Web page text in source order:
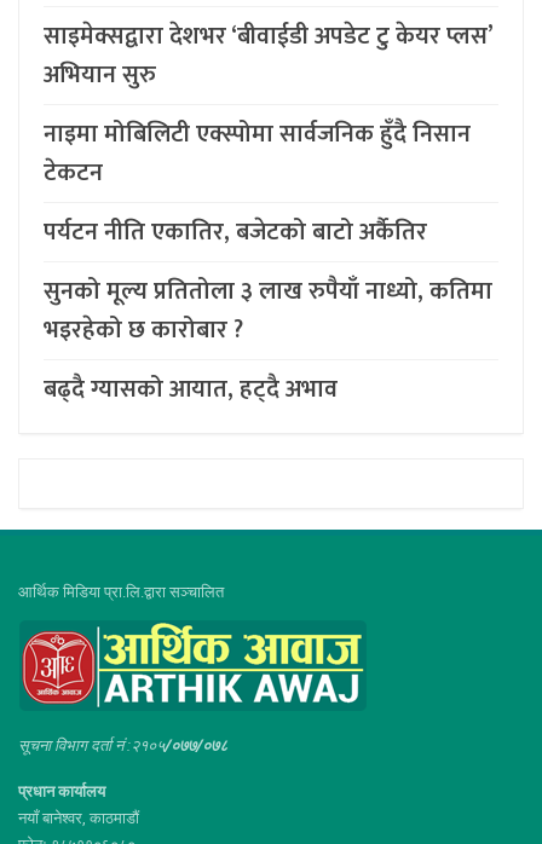
साइमेक्सद्वारा देशभर ‘बीवाईडी अपडेट टु केयर प्लस’
अभियान सुरु
नाइमा मोबिलिटी एक्स्पोमा सार्वजनिक हुँदै निसान
टेकटन
पर्यटन नीति एकातिर, बजेटको बाटो अर्कैतिर
सुनको मूल्य प्रतितोला ३ लाख रुपैयाँ नाध्यो, कतिमा
भइरहेको छ कारोबार ?
बढ्दै ग्यासको आयात, हट्दै अभाव
आर्थिक मिडिया प्रा.लि.द्वारा सञ्चालित
सूचना विभाग दर्ता नं :२१०५/०७७/०७८
प्रधान कार्यालय
नयाँ बानेश्वर, काठमाडौं